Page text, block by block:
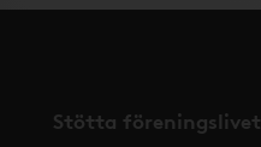
Stötta föreningslivet